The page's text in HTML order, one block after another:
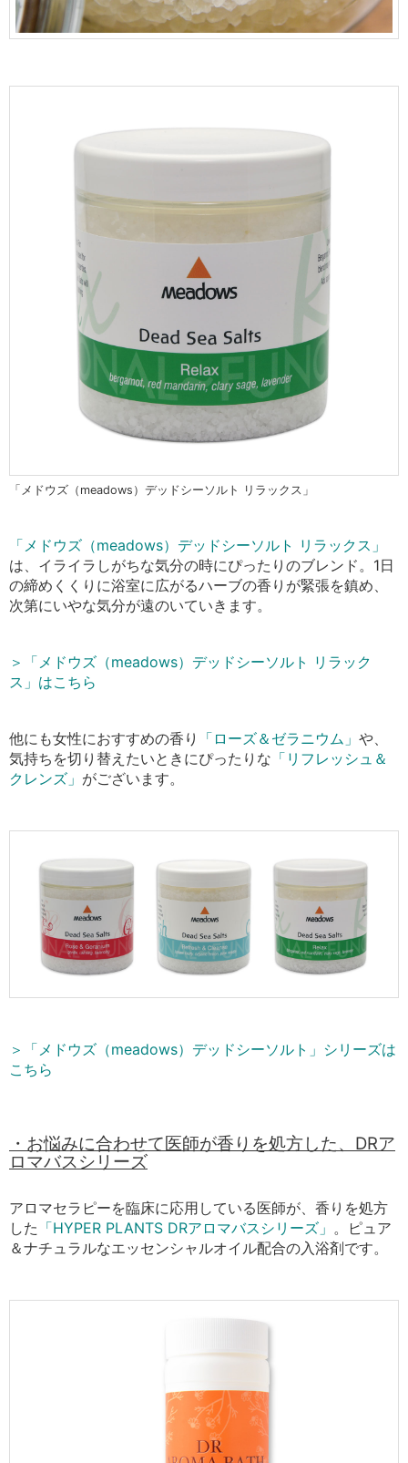
「メドウズ（meadows）デッドシーソルト リラックス」
「メドウズ（meadows）デッドシーソルト リラックス」
は、イライラしがちな気分の時にぴったりのブレンド。1日
の締めくくりに浴室に広がるハーブの香りが緊張を鎮め、
次第にいやな気分が遠のいていきます。
＞「メドウズ（meadows）デッドシーソルト リラック
ス」はこちら
他にも女性におすすめの香り 「ローズ＆ゼラニウム」 や、
気持ちを切り替えたいときにぴったりな 「リフレッシュ＆
クレンズ」 がございます。
＞「メドウズ（meadows）デッドシーソルト」シリーズは
こちら
・お悩みに合わせて医師が香りを処方した、DRア
ロマバスシリーズ
アロマセラピーを臨床に応用している医師が、香りを処方
した 「HYPER PLANTS DRアロマバスシリーズ」 。ピュア
＆ナチュラルなエッセンシャルオイル配合の入浴剤です。